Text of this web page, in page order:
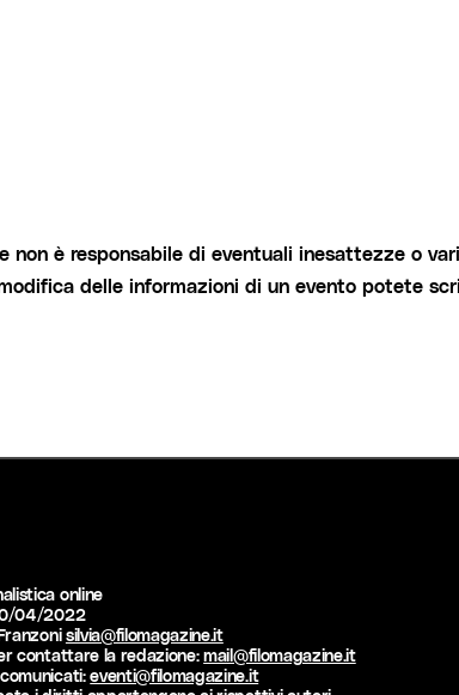
non è responsabile di eventuali inesattezze o
delle informazioni di un evento potete
online
04/2022
silvia@filomagazine.it
contattare la redazione:mail@filomagazine.it
eventi@filomagazine.it